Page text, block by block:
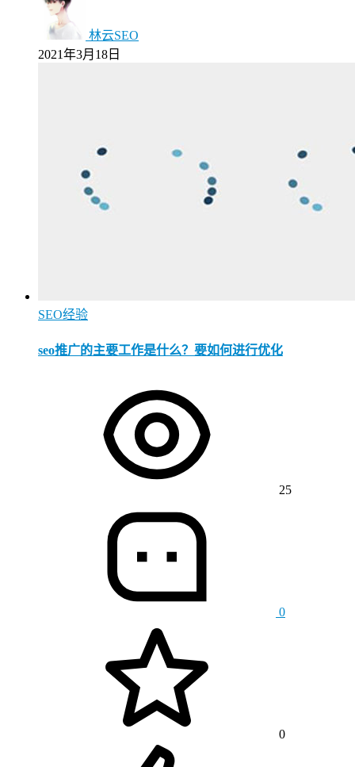
林云SEO
2021年3月18日
SEO经验
seo推广的主要工作是什么？要如何进行优化
25
0
0